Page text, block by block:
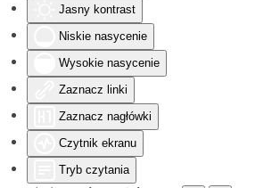
Jasny kontrast
Niskie nasycenie
Wysokie nasycenie
Zaznacz linki
Zaznacz nagłówki
Czytnik ekranu
Tryb czytania